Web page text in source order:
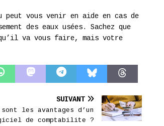
peut vous venir en aide en cas de
des eaux usées. Sachez que
va vous faire, mais votre
SUIVANT
sont les avantages d’un
de comptabilite ?